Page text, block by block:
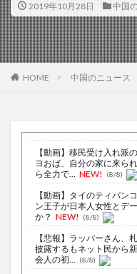
2019年10月28日 中国
HOME 中国のニュース
【動画】移民受け入れ派
ヨおば、自分の家に来ら
ら全力で... NEW! (8/8)
【動画】タイのティパン
ン王子が日本人女性とデ
か？ NEW! (8/8)
【悲報】ラッパーさん、
披露するもネット民から
会人の初...
(8/8)